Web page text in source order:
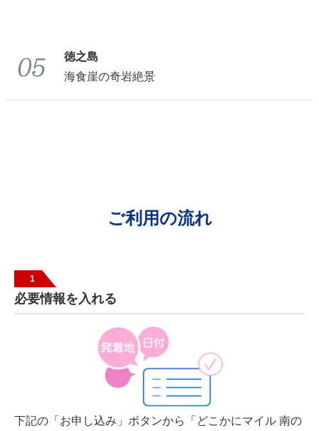
徳之島
海食崖の奇岩絶景
ご利用の流れ
1
必要情報を入れる
下記の「お申し込み」ボタンから「どこかにマイル 南の